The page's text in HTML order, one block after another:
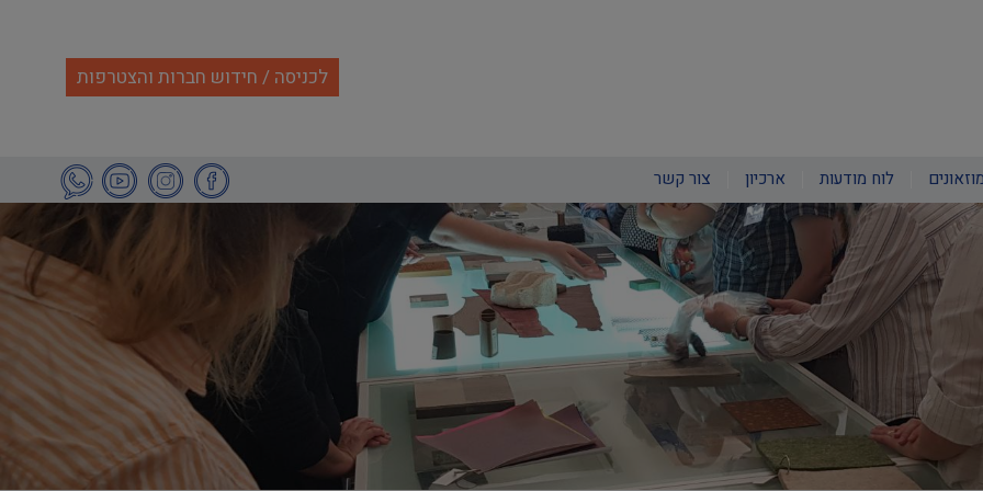
לכניסה / חידוש חברות והצטרפות
לוח מודעות ארכיון צור קשר